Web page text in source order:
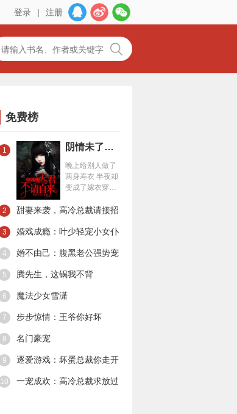
登录 | 注册
免费榜
1 阴情未了：夫君不请自来
晚上给别人做了
两身寿衣 半夜却
变成了嫁衣穿在
就嫁给了 那个男
2 甜妻来袭，高冷总裁请接招
3 婚戏成瘾：叶少轻宠小女仆
4 婚不由己：腹黑老公强势宠
5 腾先生，这锅我不背
6 魔法少女雪潇
7 步步惊情：王爷你好坏
8 名门豪宠
9 逐爱游戏：坏蛋总裁你走开
10 一宠成欢：高冷总裁求放过